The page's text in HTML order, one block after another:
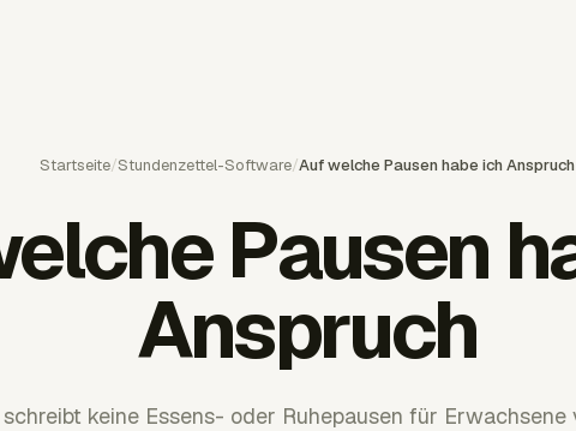
Startseite/Stundenzettel-Software/Auf welche Pausen habe ich Anspruch
Pausen
Anspruch
keine Essens- oder Ruhepausen für Erwachsene